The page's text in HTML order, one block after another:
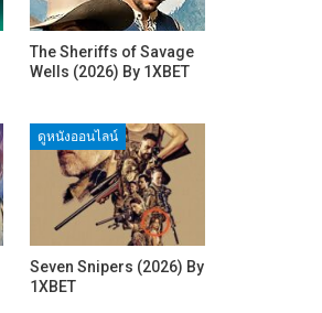
The Sheriffs of Savage
Wells (2026) By 1XBET
ดูหนังออนไลน์
Seven Snipers (2026) By
1XBET